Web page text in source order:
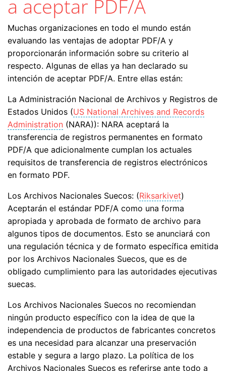
a aceptar PDF/A
Muchas organizaciones en todo el mundo están
evaluando las ventajas de adoptar PDF/A y
proporcionarán información sobre su criterio al
respecto. Algunas de ellas ya han declarado su
intención de aceptar PDF/A. Entre ellas están:
La Administración Nacional de Archivos y Registros de
Estados Unidos (US National Archives and Records
Administration (NARA)): NARA aceptará la
transferencia de registros permanentes en formato
PDF/A que adicionalmente cumplan los actuales
requisitos de transferencia de registros electrónicos
en formato PDF.
Los Archivos Nacionales Suecos: (Riksarkivet)
Aceptarán el estándar PDF/A como una forma
apropiada y aprobada de formato de archivo para
algunos tipos de documentos. Esto se anunciará con
una regulación técnica y de formato específica emitida
por los Archivos Nacionales Suecos, que es de
obligado cumplimiento para las autoridades ejecutivas
suecas.
Los Archivos Nacionales Suecos no recomiendan
ningún producto específico con la idea de que la
independencia de productos de fabricantes concretos
es una necesidad para alcanzar una preservación
estable y segura a largo plazo. La política de los
Archivos Nacionales Suecos es referirse ante todo a